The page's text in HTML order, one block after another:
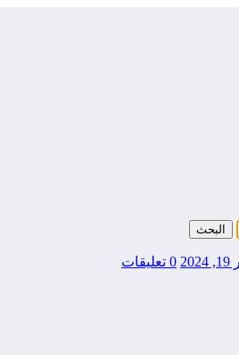
0 تعليقات